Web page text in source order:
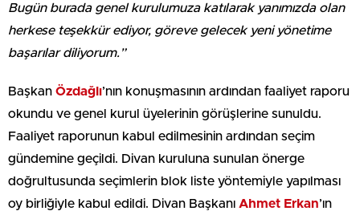
Bugün burada genel kurulumuza katılarak yanımızda olan
herkese teşekkür ediyor, göreve gelecek yeni yönetime
başarılar diliyorum.”
Başkan Özdağlı’nın konuşmasının ardından faaliyet raporu
okundu ve genel kurul üyelerinin görüşlerine sunuldu.
Faaliyet raporunun kabul edilmesinin ardından seçim
gündemine geçildi. Divan kuruluna sunulan önerge
doğrultusunda seçimlerin blok liste yöntemiyle yapılması
oy birliğiyle kabul edildi. Divan Başkanı Ahmet Erkan’ın